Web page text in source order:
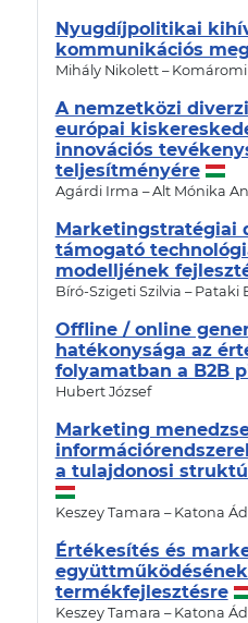
Nyugdíjpolitikai
kommunikációs
Mihály Nikolett –
A nemzetközi
európai
innovációs
teljesítményére
Agárdi Irma – Alt Mónika
Marketingstratégiai
támogató
modelljének
Bíró-Szigeti Szilvia – Pataki
Offline / online
hatékonysága az
folyamatban a B2B
Hubert József
Marketing
a tulajdonosi
Keszey Tamara – Katona
Értékesítés és
termékfejlesztésre
Keszey Tamara – Katona